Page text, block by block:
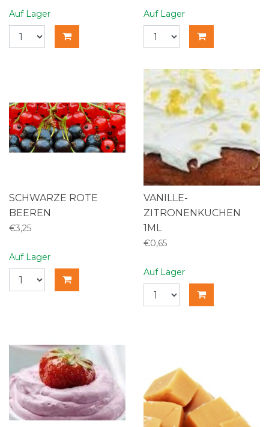
Auf Lager Auf Lager
SCHWARZE ROTE
BEEREN
€3,25
Auf Lager
VANILLE-
ZITRONENKUCHEN
1ML
€0,65
Auf Lager